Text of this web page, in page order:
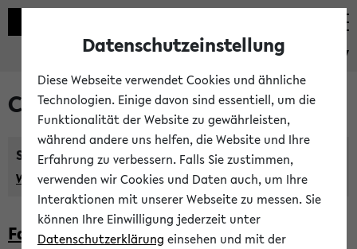
eKVV
Courses taught in English
Semester:
WiSe 2026/2027 SoSe 2026 Previous...
Faculty of Biology
Datenschutzeinstellung
Diese Webseite verwendet Cookies und ähnliche
Technologien. Einige davon sind essentiell, um die
Funktionalität der Website zu gewährleisten,
während andere uns helfen, die Website und Ihre
Erfahrung zu verbessern. Falls Sie zustimmen,
verwenden wir Cookies und Daten auch, um Ihre
Interaktionen mit unserer Webseite zu messen. Sie
können Ihre Einwilligung jederzeit unter
Datenschutzerklärung einsehen und mit der